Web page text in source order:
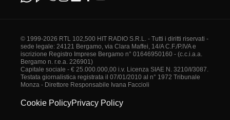
© 1999-2026 RTL 102,500 HIT RADIO S.R.L. - Tutti i diritti riservati -
sede legale: 24121 Bergamo, via Clara Maffei, 14/A C.F./P.IVA e
iscrizione Registro Imprese Bergamo n° 01646950160 - (c.c.i.a.a.
Bergamo n. r.e.a. 226901)
Capitale sociale - € 25.000.000,00 i.v. Licenza SIAE N. 3210/I/3087.
Testata giornalistica registrata il 07/01/2010 al n° 1972 Tribunale
Monza - Direttore Responsabile Ivana Faccioli
Cookie PolicyPrivacy Policy